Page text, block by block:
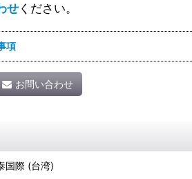
せください。
項
お問い合わせ
国際 (台湾)